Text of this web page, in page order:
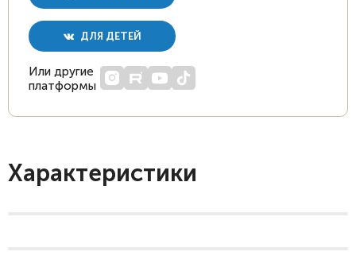
ДЛЯ ДЕТЕЙ
Или другие
платформы
Характеристики